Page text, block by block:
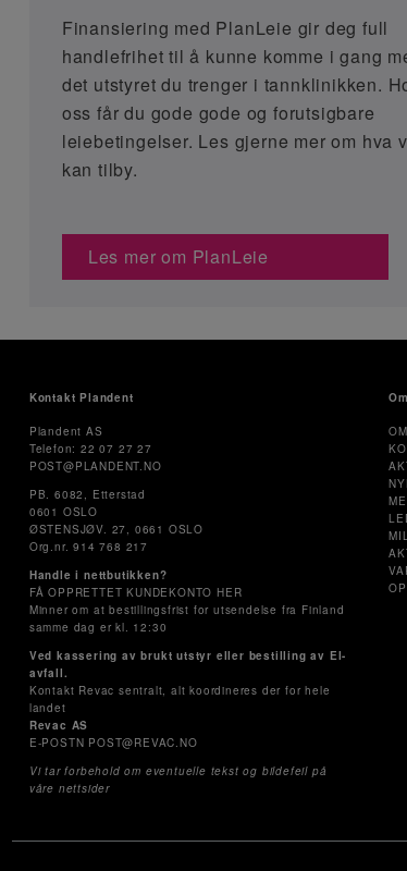
Finansiering med PlanLeie gir deg full
handlefrihet til å kunne komme i gang
det utstyret du trenger i tannklinikken.
oss får du gode gode og forutsigbare
leiebetingelser. Les gjerne mer om hva
kan tilby.
Les mer om PlanLeie
Kontakt Plandent
Plandent AS
Telefon: 22 07 27 27
POST@PLANDENT.NO
PB. 6082, Etterstad
0601 OSLO
ØSTENSJØV. 27, 0661 OSLO
Org.nr. 914 768 217
Handle i nettbutikken?
FÅ OPPRETTET KUNDEKONTO HER
Minner om at bestillingsfrist for utsendelse fra Finland
samme dag er kl. 12:30
Ved kassering av brukt utstyr eller bestilling av El-
avfall.
Kontakt Revac sentralt, alt koordineres der for hele
landet
Revac AS
E-POSTN POST@REVAC.NO
Vi tar forbehold om eventuelle tekst og bildefeil på
våre nettsider